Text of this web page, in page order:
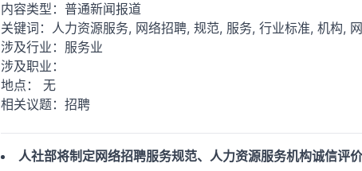
内容类型： 普通新闻报道
关键词： 人力资源服务, 网络招聘, 规范, 服务, 行业标准, 机构,
涉及行业： 服务业
涉及职业：
地点： 无
相关议题： 招聘
人社部将制定网络招聘服务规范、人力资源服务机构诚信评